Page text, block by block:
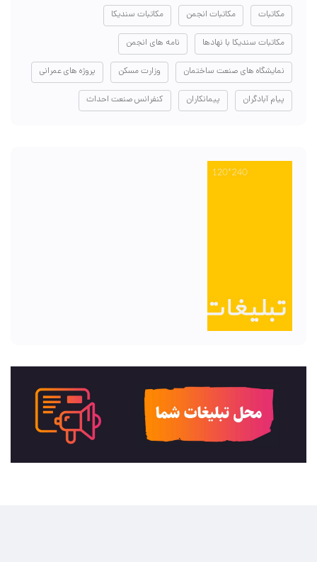
مکاتبات مکاتبات انجمن مکاتبات سندیکا
مکاتبات سندیکا با نهادها نامه های انجمن
نمایشگاه های صنعت ساختمان وزارت مسکن پروژه های عمرانی
پیام آبادگران پیمانکاران کنفرانس صنعت احداث